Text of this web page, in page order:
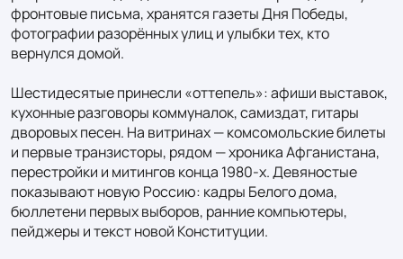
фронтовые письма, хранятся газеты Дня Победы,
фотографии разорённых улиц и улыбки тех, кто
вернулся домой.
Шестидесятые принесли «оттепель»: афиши выставок,
кухонные разговоры коммуналок, самиздат, гитары
дворовых песен. На витринах — комсомольские билеты
и первые транзисторы, рядом — хроника Афганистана,
перестройки и митингов конца 1980-х. Девяностые
показывают новую Россию: кадры Белого дома,
бюллетени первых выборов, ранние компьютеры,
пейджеры и текст новой Конституции.